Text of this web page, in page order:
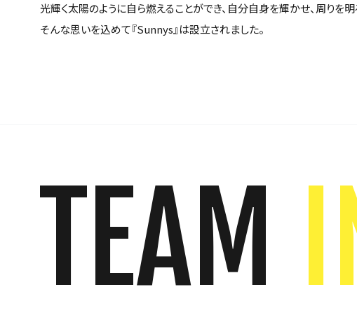
光輝く太陽のように自ら燃えることができ、自分自身を輝かせ、周りを明
そんな思いを込めて『Sunnys』は設立されました。
TEAM